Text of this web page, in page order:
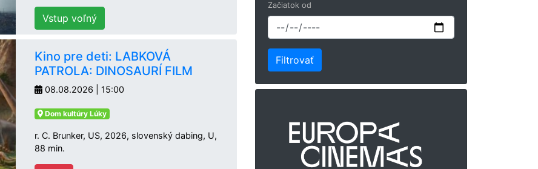
Vstup voľný
Kino pre deti: LABKOVÁ
PATROLA: DINOSAURÍ FILM
08.08.2026 | 15:00
Dom kultúry Lúky
r. C. Brunker, US, 2026, slovenský dabing, U,
88 min.
Začiatok od